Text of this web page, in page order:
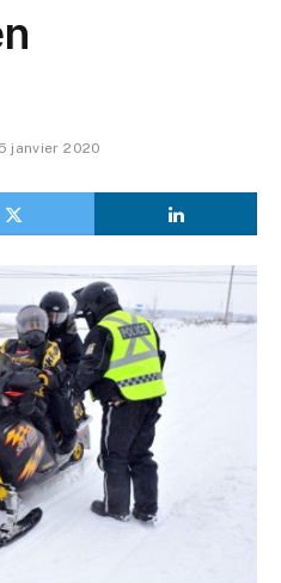
janvier 2020